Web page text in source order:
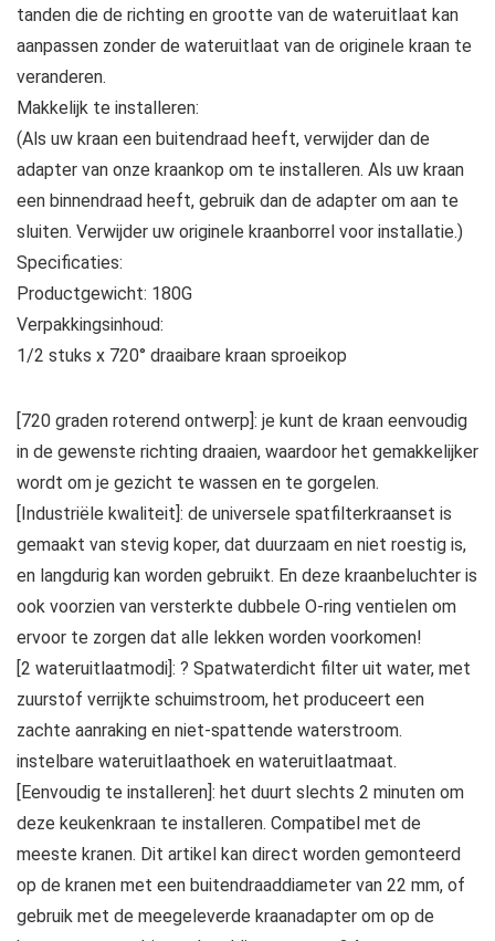
tanden die de richting en grootte van de wateruitlaat kan
aanpassen zonder de wateruitlaat van de originele kraan te
veranderen.
Makkelijk te installeren:
(Als uw kraan een buitendraad heeft, verwijder dan de
adapter van onze kraankop om te installeren. Als uw kraan
een binnendraad heeft, gebruik dan de adapter om aan te
sluiten. Verwijder uw originele kraanborrel voor installatie.)
Specificaties:
Productgewicht: 180G
Verpakkingsinhoud:
1/2 stuks x 720° draaibare kraan sproeikop
[720 graden roterend ontwerp]: je kunt de kraan eenvoudig
in de gewenste richting draaien, waardoor het gemakkelijker
wordt om je gezicht te wassen en te gorgelen.
[Industriële kwaliteit]: de universele spatfilterkraanset is
gemaakt van stevig koper, dat duurzaam en niet roestig is,
en langdurig kan worden gebruikt. En deze kraanbeluchter is
ook voorzien van versterkte dubbele O-ring ventielen om
ervoor te zorgen dat alle lekken worden voorkomen!
[2 wateruitlaatmodi]: ? Spatwaterdicht filter uit water, met
zuurstof verrijkte schuimstroom, het produceert een
zachte aanraking en niet-spattende waterstroom.
instelbare wateruitlaathoek en wateruitlaatmaat.
[Eenvoudig te installeren]: het duurt slechts 2 minuten om
deze keukenkraan te installeren. Compatibel met de
meeste kranen. Dit artikel kan direct worden gemonteerd
op de kranen met een buitendraaddiameter van 22 mm, of
gebruik met de meegeleverde kraanadapter om op de